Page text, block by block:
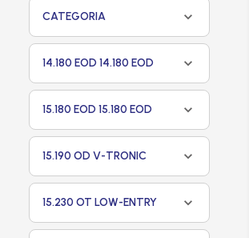
CATEGORIA
14.180 EOD 14.180 EOD
15.180 EOD 15.180 EOD
15.190 OD V-TRONIC
15.230 OT LOW-ENTRY